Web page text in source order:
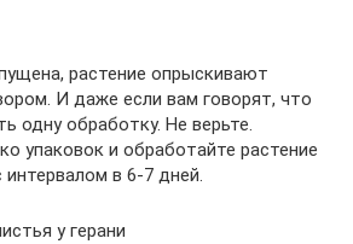
растение опрыскивают
И даже если вам говорят, что
одну обработку. Не верьте.
упаковок и обработайте растение
интервалом в 6-7 дней.
у герани